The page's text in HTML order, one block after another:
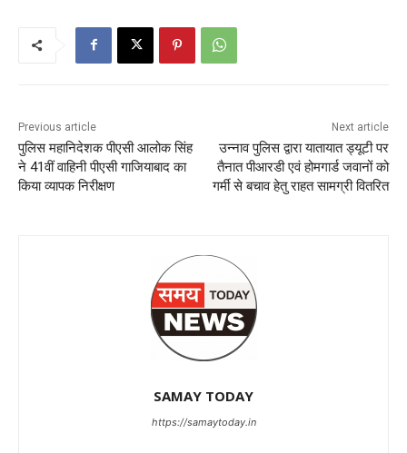
Previous article
पुलिस महानिदेशक पीएसी आलोक सिंह
ने 41वीं वाहिनी पीएसी गाजियाबाद का
किया व्यापक निरीक्षण
Next article
उन्नाव पुलिस द्वारा यातायात ड्यूटी पर
तैनात पीआरडी एवं होमगार्ड जवानों को
गर्मी से बचाव हेतु राहत सामग्री वितरित
SAMAY TODAY
https://samaytoday.in